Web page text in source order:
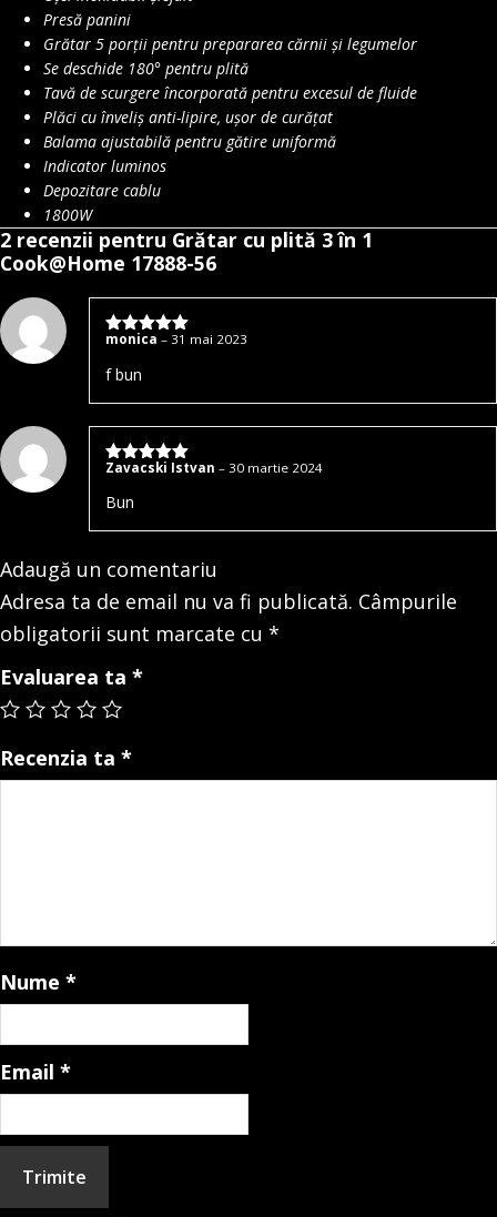
Presă panini
Grătar 5 porții pentru prepararea cărnii și legumelor
Se deschide 180° pentru plită
Tavă de scurgere încorporată pentru excesul de fluide
Plăci cu înveliș anti-lipire, ușor de curățat
Balama ajustabilă pentru gătire uniformă
Indicator luminos
Depozitare cablu
1800W
2 recenzii pentru Grătar cu plită 3 în 1
Cook@Home 17888-56
Evaluat la 5 stele din 5
monica – 31 mai 2023
f bun
Evaluat la5stele din 5
Zavacski Istvan – 30 martie 2024
Bun
Adaugă un comentariu
Adresa ta de email nu va fi publicată. Câmpurile
obligatorii sunt marcate cu *
Evaluarea ta *
Recenzia ta *
Nume *
Email *